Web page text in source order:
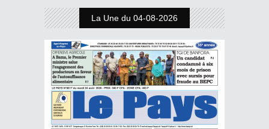
La Une du 04-08-2026